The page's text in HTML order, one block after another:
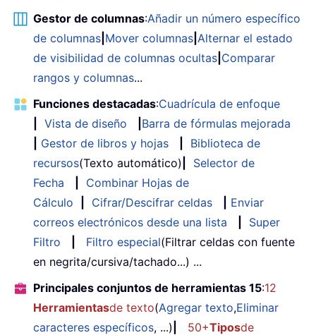
Gestor de columnas:Añadir un número específico
de columnas Mover columnas Alternar el estado
de visibilidad de columnas ocultas Comparar
rangos y columnas...
Funciones destacadas:Cuadrícula de enfoque
Vista de diseño
Barra de fórmulas mejorada
Gestor de libros y hojas
Biblioteca de
recursos(Texto automático)
Selector de
Fecha
Combinar Hojas de
Cálculo
Cifrar/Descifrar celdas
Enviar
correos electrónicos desde una lista
Super
Filtro
Filtro especial(Filtrar celdas con fuente
en negrita/cursiva/tachado...) ...
Principales conjuntos de herramientas 15:12
Herramientasde texto(Agregar texto,Eliminar
caracteres específicos, ...) 50+Tiposde